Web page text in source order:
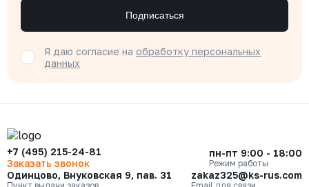
Подписаться
Я даю согласие на обработку персональных
данных
+7 (495) 215-24-81
Заказать звонок
пн-пт 9:00 - 18:00
Режим работы
Одинцово, Внуковская 9, пав. 31 zakaz325@ks-rus.com